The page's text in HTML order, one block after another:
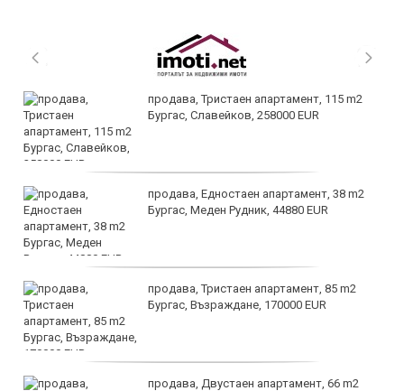
продава, Тристаен апартамент, 115 m2
Бургас, Славейков, 258000 EUR
продава, Едностаен апартамент, 38 m2
Бургас, Меден Рудник, 44880 EUR
продава, Тристаен апартамент, 85 m2
Бургас, Възраждане, 170000 EUR
продава, Двустаен апартамент, 66 m2